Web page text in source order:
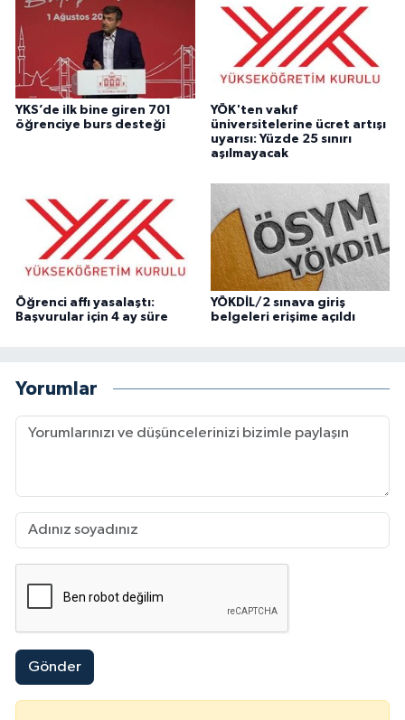
YKS’de ilk bine giren 701
öğrenciye burs desteği
YÖK'ten vakıf
üniversitelerine ücret artışı
uyarısı: Yüzde 25 sınırı
aşılmayacak
Öğrenci affı yasalaştı:
Başvurular için 4 ay süre
YÖKDİL/2 sınava giriş
belgeleri erişime açıldı
Yorumlar
Gönder